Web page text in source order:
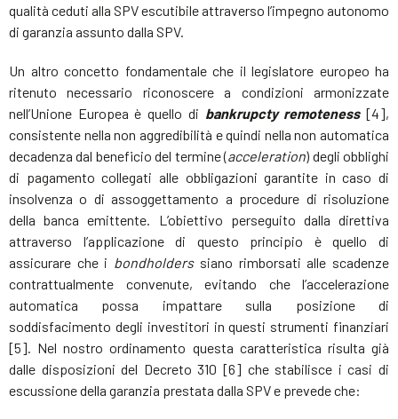
qualità ceduti alla SPV escutibile attraverso l’impegno autonomo
di garanzia assunto dalla SPV.
Un altro concetto fondamentale che il legislatore europeo ha
ritenuto necessario riconoscere a condizioni armonizzate
nell’Unione Europea è quello di bankrupcty remoteness[4],
consistente nella non aggredibilità e quindi nella non automatica
decadenza dal beneficio del termine (acceleration) degli obblighi
di pagamento collegati alle obbligazioni garantite in caso di
insolvenza o di assoggettamento a procedure di risoluzione
della banca emittente. L’obiettivo perseguito dalla direttiva
attraverso l’applicazione di questo principio è quello di
assicurare che i bondholderssiano rimborsati alle scadenze
contrattualmente convenute, evitando che l’accelerazione
automatica possa impattare sulla posizione di
soddisfacimento degli investitori in questi strumenti finanziari
[5]. Nel nostro ordinamento questa caratteristica risulta già
dalle disposizioni del Decreto 310 [6] che stabilisce i casi di
escussione della garanzia prestata dalla SPV e prevede che: